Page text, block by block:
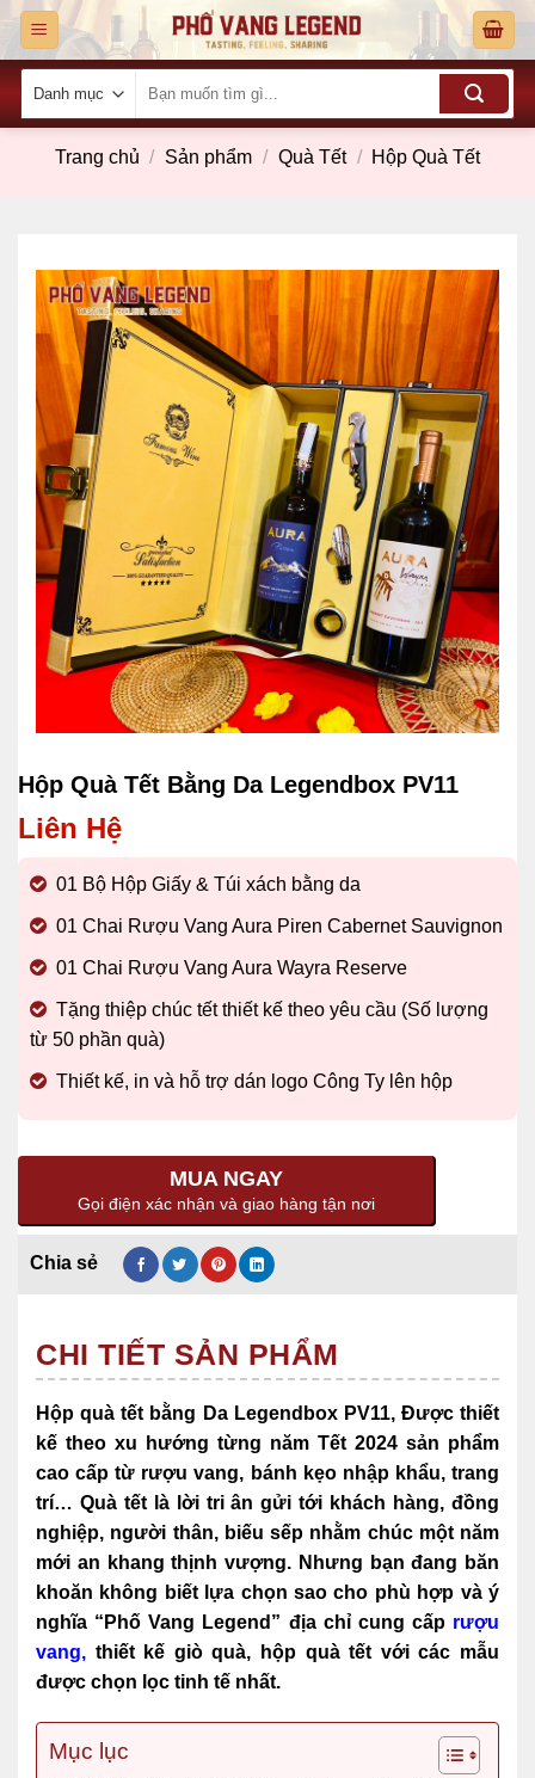
Skip
content
kiếm:
Trang chủ / Sản phẩm / Quà Tết / Hộp Quà Tết
Hộp Quà Tết Bằng Da Legendbox PV11
Liên Hệ
01 Bộ Hộp Giấy & Túi xách bằng da
01 Chai Rượu Vang Aura Piren Cabernet Sauvignon
01 Chai Rượu Vang Aura Wayra Reserve
Tặng thiệp chúc tết thiết kế theo yêu cầu (Số lượng
từ 50 phần quà)
Thiết kế, in và hỗ trợ dán logo Công Ty lên hộp
MUA NGAY
Gọi điện xác nhận và giao hàng tận nơi
CHI TIẾT SẢN PHẨM
Hộp quà tết bằng Da Legendbox PV11, Được thiết
kế theo xu hướng từng năm Tết 2024 sản phẩm
cao cấp từ rượu vang, bánh kẹo nhập khẩu, trang
trí… Quà tết là lời tri ân gửi tới khách hàng, đồng
nghiệp, người thân, biếu sếp nhằm chúc một năm
mới an khang thịnh vượng. Nhưng bạn đang băn
khoăn không biết lựa chọn sao cho phù hợp và ý
nghĩa “Phố Vang Legend” địa chỉ cung cấp rượu
vang, thiết kế giò quà, hộp quà tết với các mẫu
được chọn lọc tinh tế nhất.
Mục lục